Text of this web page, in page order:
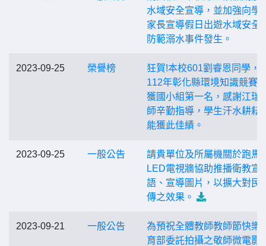
水域安全宣導，並加強向學
家長宣導假日出遊水域安全
防範溺水事件發生。
2023-09-25 榮譽榜
狂賀!本校601劉睿恩同學，
112年彰化縣環境知識競賽
獲國小組第一名，感謝江瑞
師辛勤指導，學生汗水耕耘
能獲此佳績。
2023-09-25 一般公告
請貴單位及所屬機關於跑馬
LED電視牆協助推播衛教宣
語、宣導圖片，以擴大對民
傳之效果。
2023-09-21 一般公告
為預祝全體教師教師節快樂
育部委託拍攝之敬師微電影